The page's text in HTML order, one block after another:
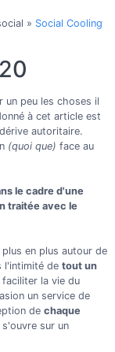
» Social Cooling
un peu les choses il
à cet article est
autoritaire.
(quoi que) face au
le cadre d'une
traitée avec le
en plus autour de
l'intimité de tout un
la vie du
un service de
de chaque
sur un